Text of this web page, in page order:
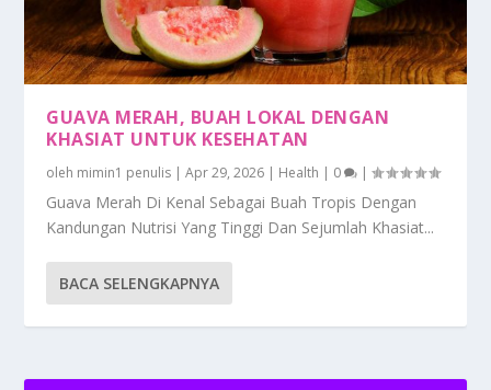
GUAVA MERAH, BUAH LOKAL DENGAN
KHASIAT UNTUK KESEHATAN
oleh mimin1 penulis |Apr 29, 2026 | Health | 0 |
Guava Merah Di Kenal Sebagai Buah Tropis Dengan
Kandungan Nutrisi Yang Tinggi Dan Sejumlah Khasiat...
BACA SELENGKAPNYA